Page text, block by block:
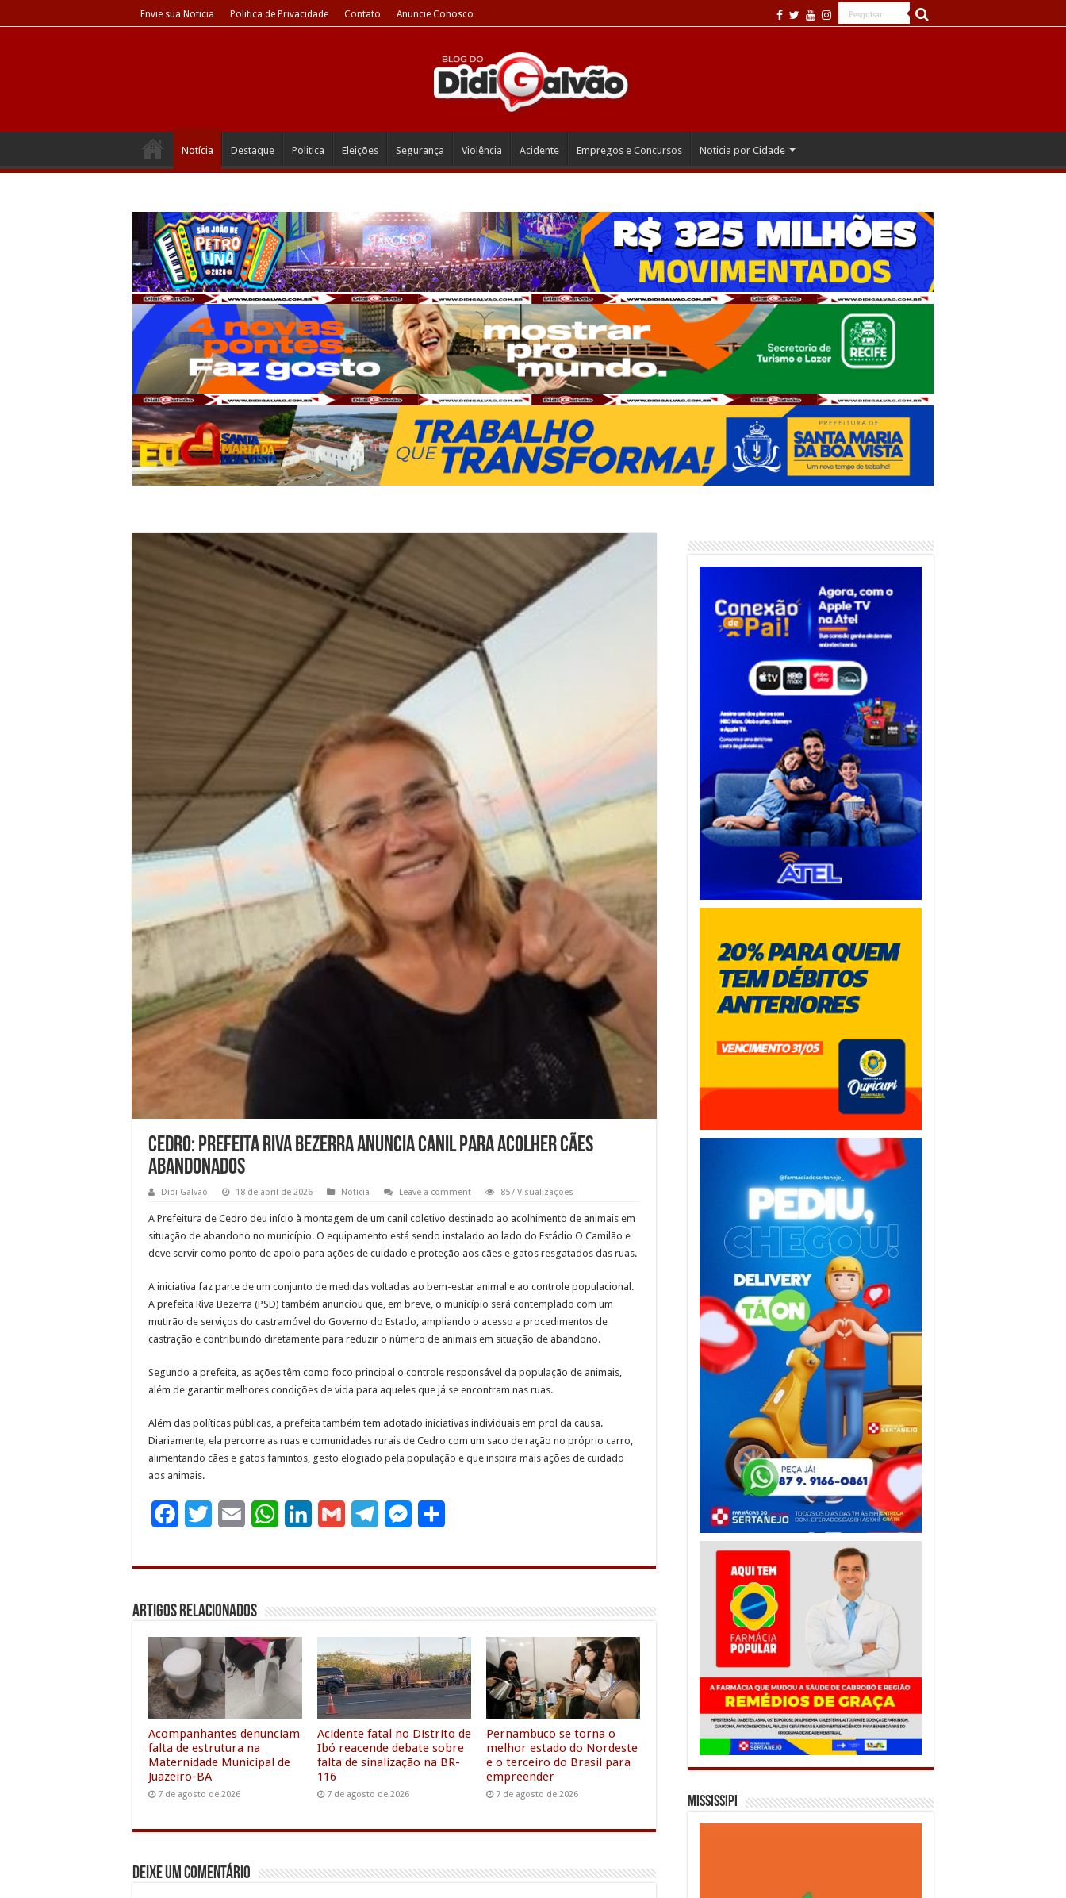
Envie sua Noticia Politica de Privacidade Contato Anuncie Conosco
Notícia Destaque Politica Eleições Segurança Violência Acidente Empregos e Concursos Noticia por Cidade
Cedro: prefeita Riva Bezerra anuncia canil para acolher cães
abandonados
Didi Galvão 18 de abril de 2026 Notícia Leave a comment 857 Visualizações
A Prefeitura de Cedro deu início à montagem de um canil coletivo destinado ao acolhimento de animais em
situação de abandono no município. O equipamento está sendo instalado ao lado do Estádio O Camilão e
deve servir como ponto de apoio para ações de cuidado e proteção aos cães e gatos resgatados das ruas.
A iniciativa faz parte de um conjunto de medidas voltadas ao bem-estar animal e ao controle populacional.
A prefeita Riva Bezerra (PSD) também anunciou que, em breve, o município será contemplado com um
mutirão de serviços do castramóvel do Governo do Estado, ampliando o acesso a procedimentos de
castração e contribuindo diretamente para reduzir o número de animais em situação de abandono.
Segundo a prefeita, as ações têm como foco principal o controle responsável da população de animais,
além de garantir melhores condições de vida para aqueles que já se encontram nas ruas.
Além das políticas públicas, a prefeita também tem adotado iniciativas individuais em prol da causa.
Diariamente, ela percorre as ruas e comunidades rurais de Cedro com um saco de ração no próprio carro,
alimentando cães e gatos famintos, gesto elogiado pela população e que inspira mais ações de cuidado
aos animais.
c
b
o
o
k
i
t
r
a
l
a
s
A
p
n
e
n
a
l
l
g
a
m
s
e
g
r
a
e
Artigos Relacionados
Acompanhantes denunciam
falta de estrutura na
Maternidade Municipal de
Juazeiro-BA
7 de agosto de 2026
Acidente fatal no Distrito de
Ibó reacende debate sobre
falta de sinalização na BR-
116
7 de agosto de 2026
Pernambuco se torna o
melhor estado do Nordeste
e o terceiro do Brasil para
empreender
7 de agosto de 2026
Deixe um comentário
Mississipi